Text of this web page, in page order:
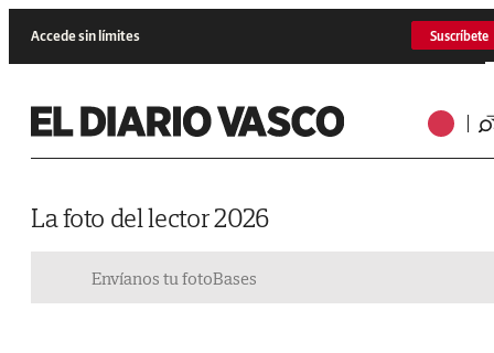
Accede sin límites Suscríbete
La foto del lector 2026
Envíanos tu fotoBases